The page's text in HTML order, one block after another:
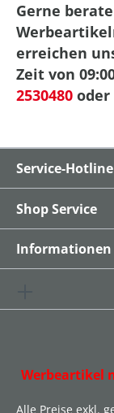
Gerne
erreichen
Zeit von
2530480 oder
Service-Hotline
Shop Service
Informationen
Werbeartikel
Alle Preise exkl.